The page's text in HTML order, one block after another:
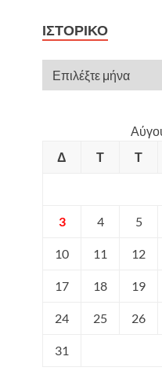
ΙΣΤΟΡΙΚΌ
Δ
Τ Τ
3 4 5
10 11 12
17 18 19
24 25 26
31